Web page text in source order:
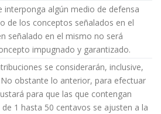
interponga algún medio de defensa
de los conceptos señalados en el
señalado en el mismo no será
impugnado y garantizado.
se considerarán, inclusive,
obstante lo anterior, para efectuar
para que las que contengan
1 hasta 50 centavos se ajusten a la